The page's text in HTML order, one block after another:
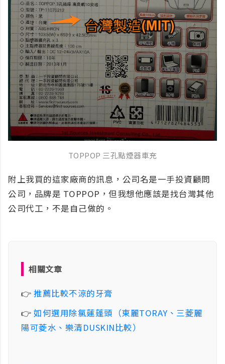
TOPPOP 三孔點煙器車充
附上我買的這家廠商的訊息，公司名是一手投資顧問
公司，品牌是 TOPPOP，但我想他應該是找台灣其他
公司代工，不是自己做的。
相關文章
👉 推薦比較不涼的牙膏
👉 如何選用除氯蓮蓬頭（東麗TORAY、三菱麗
陽可菱水、樂清DUSKIN比較）